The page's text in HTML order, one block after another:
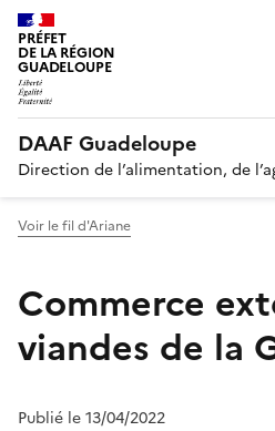
PRÉFET
DE LA RÉGION
GUADELOUPE
DAAF Guadeloupe
Direction de l’alimentation, de
Voir le fil d'Ariane
Commerce
viandes de la
Publié le 13/04/2022